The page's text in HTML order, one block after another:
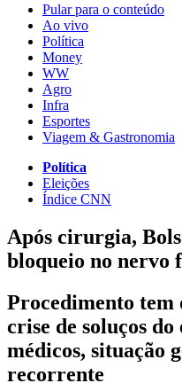
Pular para o conteúdo
Ao vivo
Política
Money
WW
Agro
Infra
Esportes
Viagem & Gastronomia
Política
Eleições
Índice CNN
Após cirurgia,
bloqueio no nervo
Procedimento
crise de soluços
médicos, situação
recorrente